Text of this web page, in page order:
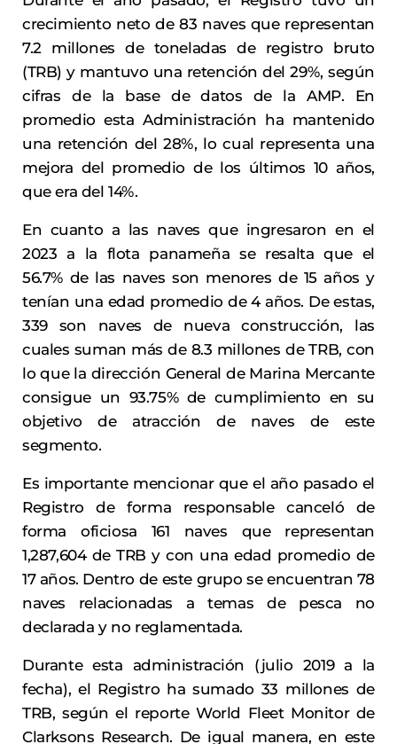
crecimiento neto de 83 naves que representan
7.2 millones de toneladas de registro bruto
(TRB) y mantuvo una retención del 29%, según
cifras de la base de datos de la AMP. En
promedio esta Administración ha mantenido
una retención del 28%, lo cual representa una
mejora del promedio de los últimos 10 años,
que era del 14%.
En cuanto a las naves que ingresaron en el
2023 a la flota panameña se resalta que el
56.7% de las naves son menores de 15 años y
tenían una edad promedio de 4 años. De estas,
339 son naves de nueva construcción, las
cuales suman más de 8.3 millones de TRB, con
lo que la dirección General de Marina Mercante
consigue un 93.75% de cumplimiento en su
objetivo de atracción de naves de este
segmento.
Es importante mencionar que el año pasado el
Registro de forma responsable canceló de
forma oficiosa 161 naves que representan
1,287,604 de TRB y con una edad promedio de
17 años. Dentro de este grupo se encuentran 78
naves relacionadas a temas de pesca no
declarada y no reglamentada.
Durante esta administración (julio 2019 a la
fecha), el Registro ha sumado 33 millones de
TRB, según el reporte World Fleet Monitor de
Clarksons Research. De igual manera, en este